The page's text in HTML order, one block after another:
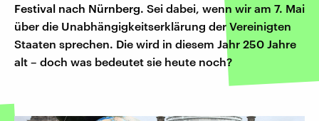
Festival nach Nürnberg. Sei dabei, wenn wir am 7. Mai
über die Unabhängigkeitserklärung der Vereinigten
Staaten sprechen. Die wird in diesem Jahr 250 Jahre
alt – doch was bedeutet sie heute noch?